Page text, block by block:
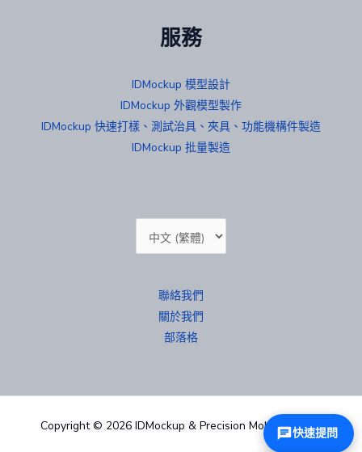
服務
IDMockup 模型設計
IDMockup 外觀模型製作
IDMockup 快速打樣、測試治具、夾具、功能機構件製造
IDMockup 批量製造
Choose
a
聯絡我們
關於我們
部落格
Copyright © 2026 IDMockup & Precision Mold 汐紫模型
快速提問